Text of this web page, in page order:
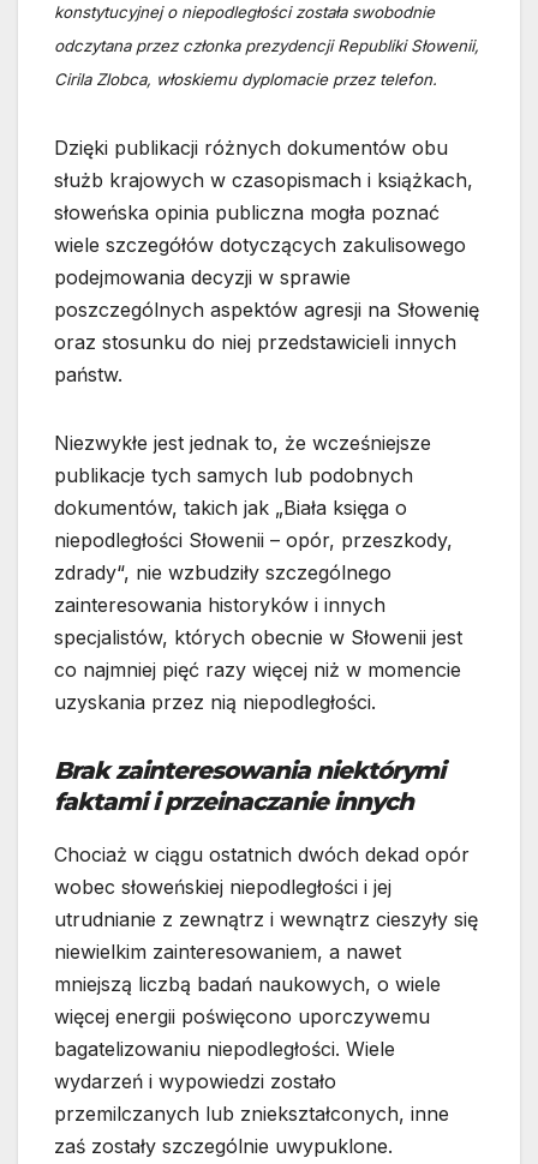
konstytucyjnej o niepodległości została swobodnie
odczytana przez członka prezydencji Republiki Słowenii,
Cirila Zlobca, włoskiemu dyplomacie przez telefon.
Dzięki publikacji różnych dokumentów obu
służb krajowych w czasopismach i książkach,
słoweńska opinia publiczna mogła poznać
wiele szczegółów dotyczących zakulisowego
podejmowania decyzji w sprawie
poszczególnych aspektów agresji na Słowenię
oraz stosunku do niej przedstawicieli innych
państw.
Niezwykłe jest jednak to, że wcześniejsze
publikacje tych samych lub podobnych
dokumentów, takich jak „Biała księga o
niepodległości Słowenii – opór, przeszkody,
zdrady“, nie wzbudziły szczególnego
zainteresowania historyków i innych
specjalistów, których obecnie w Słowenii jest
co najmniej pięć razy więcej niż w momencie
uzyskania przez nią niepodległości.
Brak zainteresowania niektórymi
faktami i przeinaczanie innych
Chociaż w ciągu ostatnich dwóch dekad opór
wobec słoweńskiej niepodległości i jej
utrudnianie z zewnątrz i wewnątrz cieszyły się
niewielkim zainteresowaniem, a nawet
mniejszą liczbą badań naukowych, o wiele
więcej energii poświęcono uporczywemu
bagatelizowaniu niepodległości. Wiele
wydarzeń i wypowiedzi zostało
przemilczanych lub zniekształconych, inne
zaś zostały szczególnie uwypuklone.